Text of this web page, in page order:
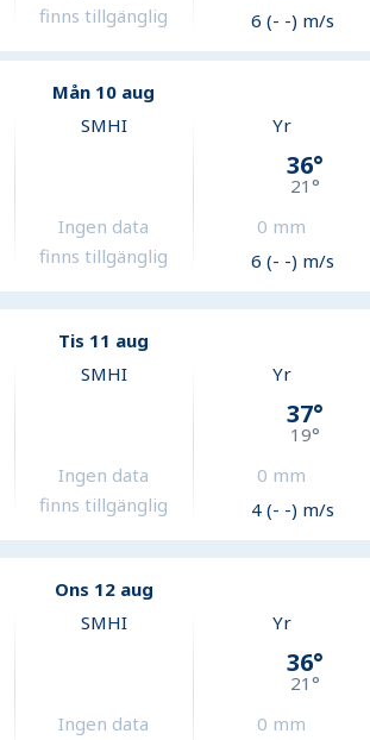
finns tillgänglig
6 (- -) m/s
Mån 10 aug
SMHI
Ingen data
finns tillgänglig
Yr
36°
21°
0 mm
6 (- -) m/s
Tis 11 aug
SMHI
Ingen data
finns tillgänglig
Yr
37°
19°
0 mm
4 (- -) m/s
Ons 12 aug
SMHI
Ingen data
Yr
36°
21°
0 mm